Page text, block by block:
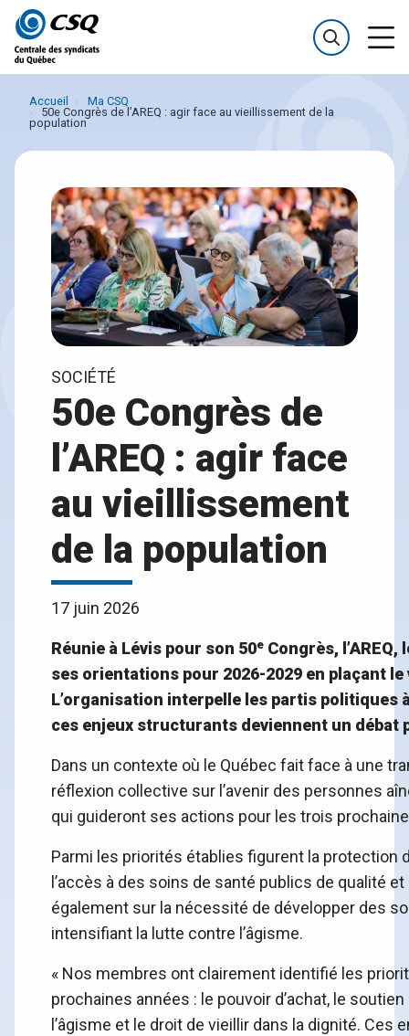
Passer
au
menu
Passer
au
contenu
Accueil
Ma CSQ
50e Congrès de l’AREQ : agir face au vieillissement de la
population
SOCIÉTÉ
50e Congrès de
l’AREQ : agir face
au vieillissement
de la population
17 juin 2026
Réunie à Lévis pour son 50e Congrès,
ses orientations pour 2026-2029 en plaçant
L’organisation interpelle les partis politiques
ces enjeux structurants deviennent un débat
Dans un contexte où le Québec fait face à une
réflexion collective sur l’avenir des personnes
qui guideront ses actions pour les trois
Parmi les priorités établies figurent la protection
l’accès à des soins de santé publics de qualité
également sur la nécessité de développer des
intensifiant la lutte contre l’âgisme.
« Nos membres ont clairement identifié les
prochaines années : le pouvoir d’achat, le
l’âgisme et le droit de vieillir dans la dignité.